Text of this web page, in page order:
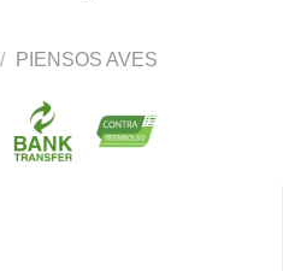
/
PIENSOS AVES